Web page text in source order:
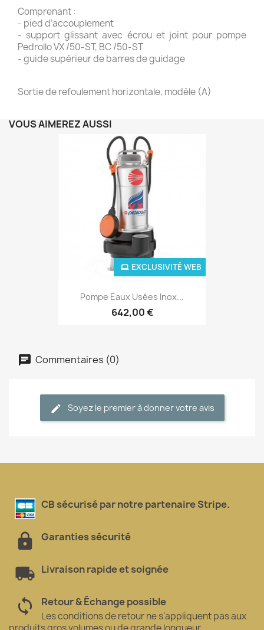
Comprenant :
- pied d’accouplement
- support glissant avec écrou et joint pour pompe
Pedrollo VX /50-ST, BC /50-ST
- guide supérieur de barres de guidage
Sortie de refoulement horizontale, modèle (A)
VOUS AIMEREZ AUSSI
Pompe Eaux Usées Inox...
642,00 €
EXCLUSIVITÉ WEB
Commentaires (0)
Soyez le premier à donner votre avis
CB sécurisé par notre partenaire Stripe.
Garanties sécurité
Livraison rapide et soignée
Retour & Échange possible
Les conditions de retour ne s'appliquent pas aux